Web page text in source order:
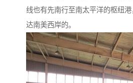
线也有先南行至南太平洋的枢纽
达南美西岸的。